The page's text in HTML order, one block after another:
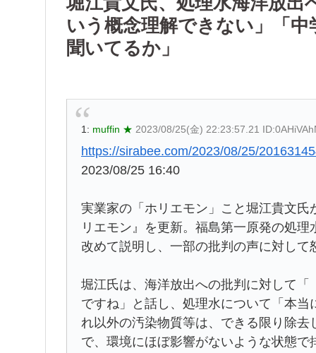
いう概念理解できない」「
聞いてるか」
1: muffin ★ 2023/08/25(金) 22:23:57.21
https://sirabee.com/2023/08/25/
2023/08/25 16:40
実業家の「ホリエモン」こと堀江貴文
リエモン』を更新。福島第一原発の処
改めて説明し、一部の批判の声に対して
堀江氏は、海洋放出への批判に対して
ですね」と話し、処理水について「本
れ以外の汚染物質等は、できる限り除
で、環境にほぼ影響がないような状態で